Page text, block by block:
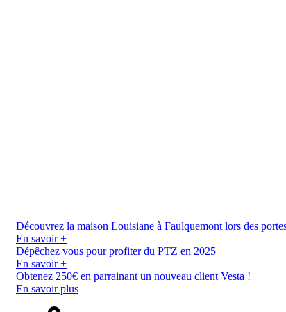
Découvrez la maison Louisiane à Faulquemont lors des
En savoir +
Dépêchez vous pour profiter du PTZ en 2025
En savoir +
Obtenez 250€ en parrainant un nouveau client Vesta !
En savoir plus